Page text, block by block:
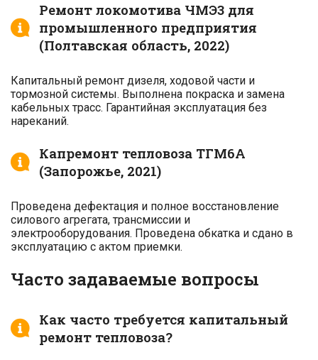
Ремонт локомотива ЧМЭ3 для
промышленного предприятия
(Полтавская область, 2022)
Капитальный ремонт дизеля, ходовой части и
тормозной системы. Выполнена покраска и замена
кабельных трасс. Гарантийная эксплуатация без
нареканий.
Капремонт тепловоза ТГМ6А
(Запорожье, 2021)
Проведена дефектация и полное восстановление
силового агрегата, трансмиссии и
электрооборудования. Проведена обкатка и сдано в
эксплуатацию с актом приемки.
Часто задаваемые вопросы
Как часто требуется капитальный
ремонт тепловоза?